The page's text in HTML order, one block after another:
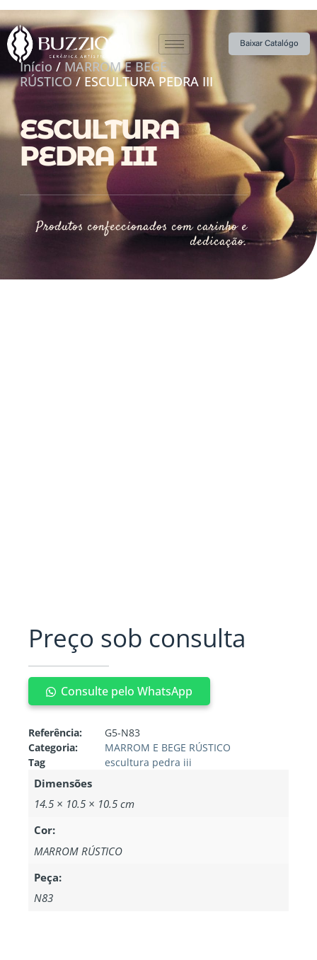
Baixar Catalógo
Início / MARROM E BEGE
RÚSTICO / ESCULTURA PEDRA III
ESCULTURA
PEDRA III
Produtos confeccionados com carinho e
dedicação.
Preço sob consulta
Consulte pelo WhatsApp
Referência:
G5-N83
Categoria:
MARROM E BEGE RÚSTICO
Tag
escultura pedra iii
Dimensões
14.5 × 10.5 × 10.5 cm
Cor:
MARROM RÚSTICO
Peça:
N83